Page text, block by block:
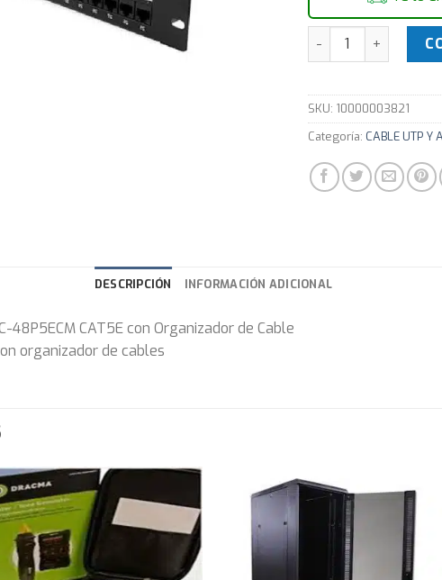
Patchera 48
SKU: 10000003821
Categoría: CABLE UTP Y
DESCRIPCIÓN INFORMACIÓN ADICIONAL
48P5ECM CAT5E con Organizador de Cable
organizador de cables